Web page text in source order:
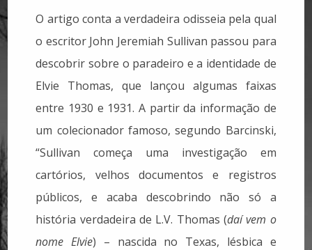
O artigo conta a verdadeira odisseia pela qual
o escritor John Jeremiah Sullivan passou para
descobrir sobre o paradeiro e a identidade de
Elvie Thomas, que lançou algumas faixas
entre 1930 e 1931. A partir da informação de
um colecionador famoso, segundo Barcinski,
“Sullivan começa uma investigação em
cartórios, velhos documentos e registros
públicos, e acaba descobrindo não só a
história verdadeira de L.V. Thomas (daí vem o
nome Elvie) – nascida no Texas, lésbica e